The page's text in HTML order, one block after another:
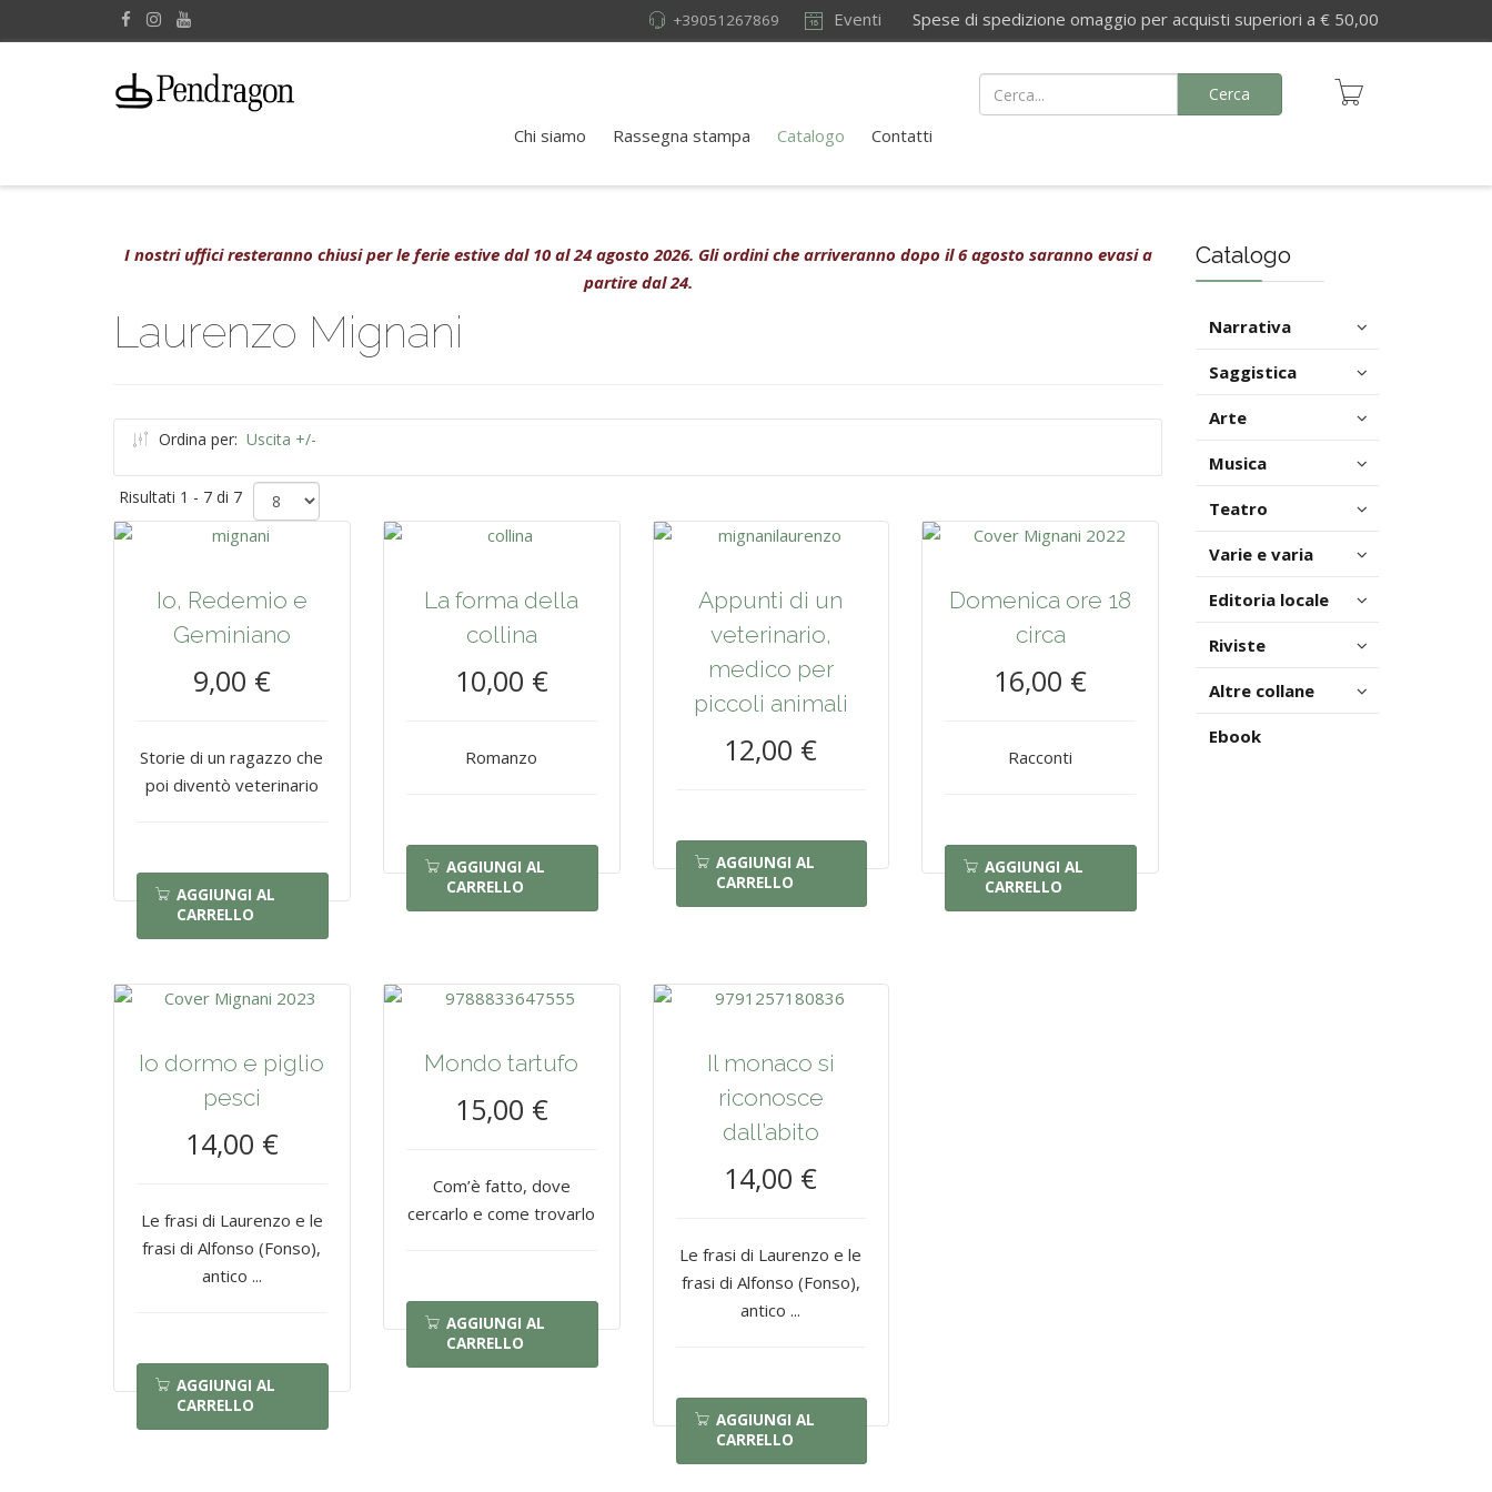
Eventi Spese di spedizione omaggio per acquisti superiori a € 50,00
+39051267869
Chi siamo Rassegna stampa Catalogo Contatti
Cerca
I nostri uffici resteranno chiusi per le ferie estive dal 10 al 24 agosto 2026. Gli ordini che arriveranno dopo il 6 agosto saranno evasi a
partire dal 24.
Laurenzo Mignani
Ordina per: Uscita +/-
Risultati 1 - 7 di 7
Io, Redemio e
Geminiano
9,00 €
Storie di un ragazzo che
poi diventò veterinario
AGGIUNGI AL
CARRELLO
La forma della
collina
10,00 €
Romanzo
AGGIUNGI AL
CARRELLO
Appunti di un
veterinario,
medico per
piccoli animali
12,00 €
AGGIUNGI AL
CARRELLO
Domenica ore 18
circa
16,00 €
Racconti
AGGIUNGI AL
CARRELLO
Io dormo e piglio
pesci
14,00 €
Le frasi di Laurenzo e le
frasi di Alfonso (Fonso),
antico ...
AGGIUNGI AL
CARRELLO
Mondo tartufo
15,00 €
Com’è fatto, dove
cercarlo e come trovarlo
AGGIUNGI AL
CARRELLO
Il monaco si
riconosce
dall’abito
14,00 €
Le frasi di Laurenzo e le
frasi di Alfonso (Fonso),
antico ...
AGGIUNGI AL
CARRELLO
Catalogo
Narrativa
Saggistica
Arte
Musica
Teatro
Varie e varia
Editoria locale
Riviste
Altre collane
Ebook